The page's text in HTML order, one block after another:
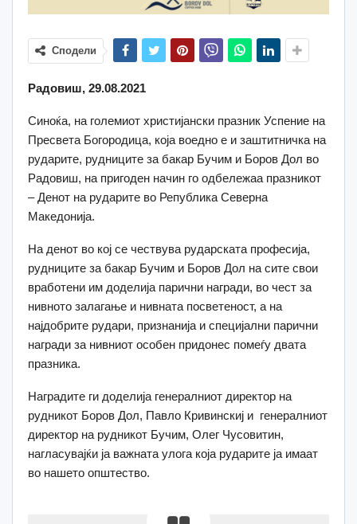
Сподели
Радовиш, 29.08.2021
Синоќа, на големиот христијански празник Успение на
Пресвета Богородица, која воедно е и заштитничка на
рударите, рудниците за бакар Бучим и Боров Дол во
Радовиш, на пригоден начин го одбележаа празникот
– Денот на рударите во Република Северна
Македонија.
На денот во кој се чествува рударската професија,
рудниците за бакар Бучим и Боров Дол на сите свои
вработени им доделија парични награди, во чест за
нивното залагање и нивната посветеност, а на
најдобрите рудари, признанија и специјални парични
награди за нивниот особен придонес помеѓу двата
празника.
Наградите ги доделија генералниот директор на
рудникот Боров Дол, Павло Кривинскиј и генералниот
директор на рудникот Бучим, Олег Чусовитин,
нагласувајќи ја важната улога која рударите ја имаат
во нашето општество.